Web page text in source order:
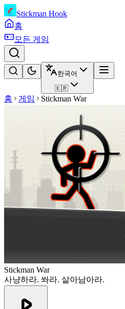
Stickman Hook
홈
모든 게임
한국어
🇰🇷
홈 게임 Stickman War
Stickman War
사냥하라. 쏴라. 살아남아라.